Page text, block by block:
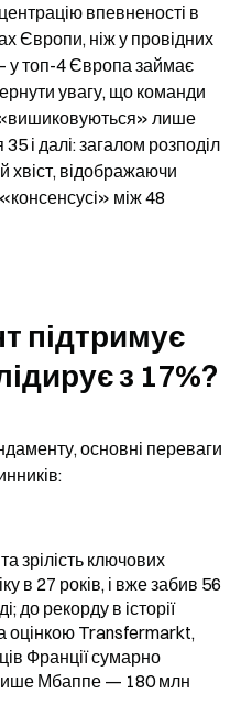
впевненості в
Європи, ніж у провідних
у топ-4 Європа займає
увагу, що команди
«вишиковуються» лише
і далі: загалом розподіл
хвіст, відображаючи
між 48
підтримує
з 17%?
основні переваги
зрілість ключових
в 27 років, і вже забив 56
до рекорду в історії
оцінкою Transfermarkt,
Франції сумарно
Мбаппе — 180 млн